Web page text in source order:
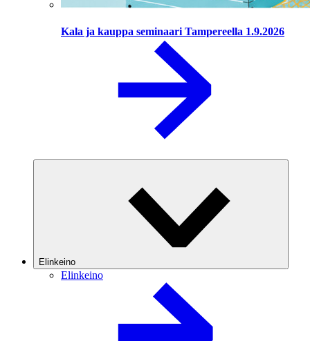
Kala ja kauppa seminaari Tampereella 1.9.2026
Elinkeino
Elinkeino